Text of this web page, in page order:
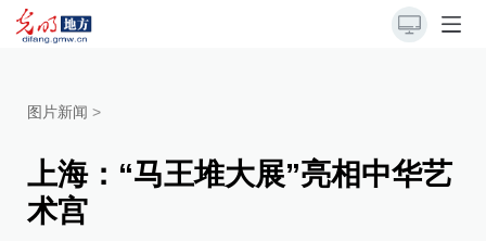
图片新闻 >
上海：“马王堆大展”亮相中华艺
术宫